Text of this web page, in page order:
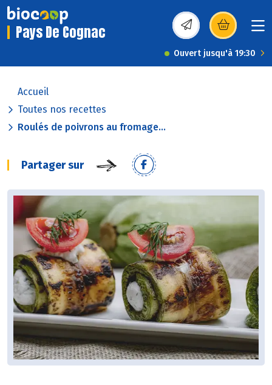
Pays De Cognac (s’ouvre dans une
Ouvert jusqu'à 19:30
Accueil
Toutes nos recettes
Roulés de poivrons au fromage...
Partager sur